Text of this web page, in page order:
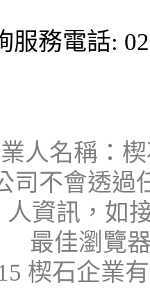
服務電話:
人名稱：
司不會透過
人資訊，如
最佳瀏覽
楔石企業